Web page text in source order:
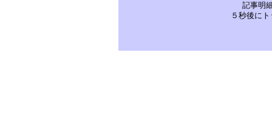
記事明
５秒後に